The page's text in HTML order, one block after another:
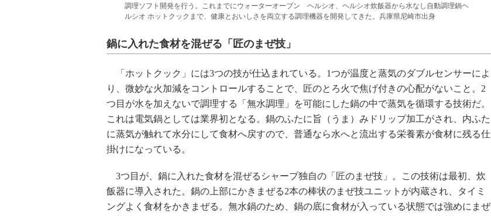
調理ソフト開発を行う。これまでにウォーターオーブン ヘルシオ、ヘルシオ炊飯器から水なし自動調理鍋ヘ
ルシオ ホットクックまで、健康とおいしさを両立する調理機器を開発してきた。兵庫県尼崎市出身
鍋に入れた食材を混ぜる「匠のまぜ技」
「ホットクック」には3つの技が仕込まれている。1つが温度と蒸気のダブルセンサーによ
り、微妙な火加減をコントロールすることで、匠のとろ火で焦げ付きの心配がないこと。2
つ目が水を加えないで調理する「無水調理」を可能にした鍋の中で蒸気を循環する技術だ。
これは電気鍋としては業界初となる。鍋のふたに旨（うま）みドリップ加工がされ、内ふた
に蒸気が触れて水分にして食材へ戻すので、普通なら水へと流出する栄養素が食材に残る仕
掛けになっている。
3つ目が、鍋に入れた食材を混ぜるシャープ独自の「匠のまぜ技」。この技術は最初、炊
飯器に導入された。鍋の上部にかきまぜる2本の棒状のまぜ技ユニットが内蔵され、タイミ
ングよく食材をかきまぜる。無水鍋のため、鍋の底に食材が入っている状態では強めにまぜ